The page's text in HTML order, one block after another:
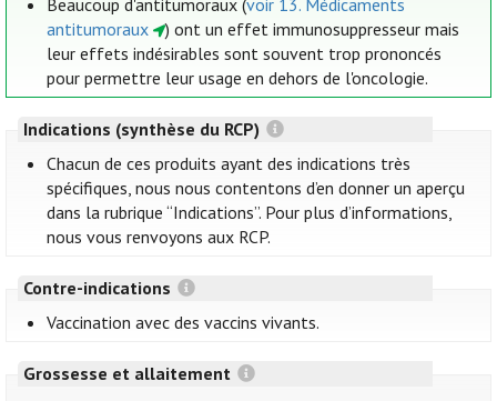
Beaucoup d'antitumoraux (voir 13. Médicaments
antitumoraux
) ont un effet immunosuppresseur mais
leur effets indésirables sont souvent trop prononcés
pour permettre leur usage en dehors de l'oncologie.
Indications (synthèse du RCP)
Chacun de ces produits ayant des indications très
spécifiques, nous nous contentons d’en donner un aperçu
dans la rubrique “Indications”. Pour plus d’informations,
nous vous renvoyons aux RCP.
Contre-indications
Vaccination avec des vaccins vivants.
Grossesse et allaitement